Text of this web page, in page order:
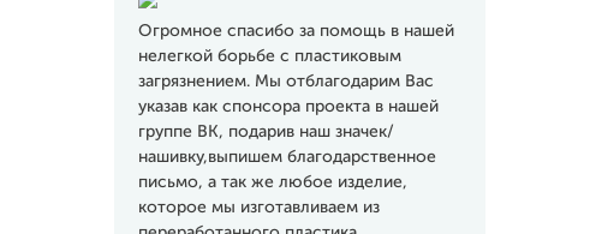
Огромное спасибо за помощь в нашей
нелегкой борьбе с пластиковым
загрязнением. Мы отблагодарим Вас
указав как спонсора проекта в нашей
группе ВК, подарив наш значек/
нашивку,выпишем благодарственное
письмо, а так же любое изделие,
которое мы изготавливаем из